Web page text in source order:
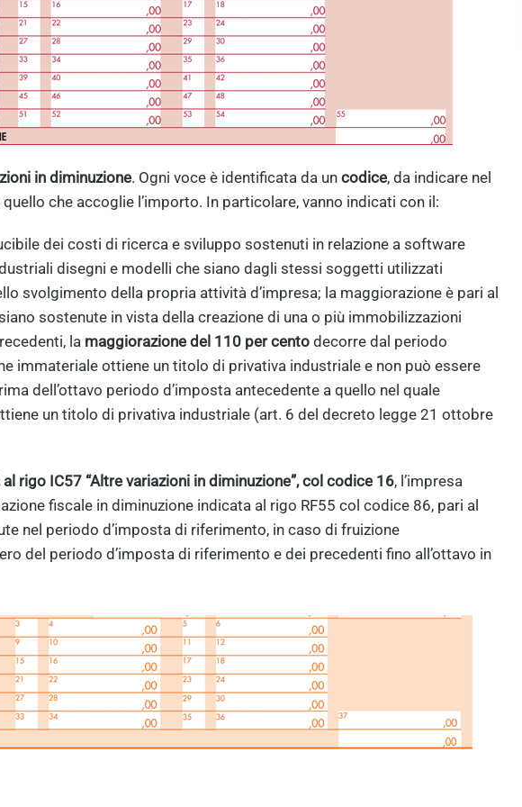
in diminuzione. Ogni voce è identificata da un codice, da indicare nel
che accoglie l’importo. In particolare, vanno indicati con il:
dei costi di ricerca e sviluppo sostenuti in relazione a software
disegni e modelli che siano dagli stessi soggetti utilizzati
svolgimento della propria attività d’impresa; la maggiorazione è pari al
sostenute in vista della creazione di una o più immobilizzazioni
la maggiorazione del 110 per cento decorre dal periodo
immateriale ottiene un titolo di privativa industriale e non può essere
dell’ottavo periodo d’imposta antecedente a quello nel quale
un titolo di privativa industriale (art. 6 del decreto legge 21 ottobre
al rigo IC57 “Altre variazioni in diminuzione”, col codice 16, l’impresa
fiscale in diminuzione indicata al rigo RF55 col codice 86, pari al
nel periodo d’imposta di riferimento, in caso di fruizione
del periodo d’imposta di riferimento e dei precedenti fino all’ottavo in